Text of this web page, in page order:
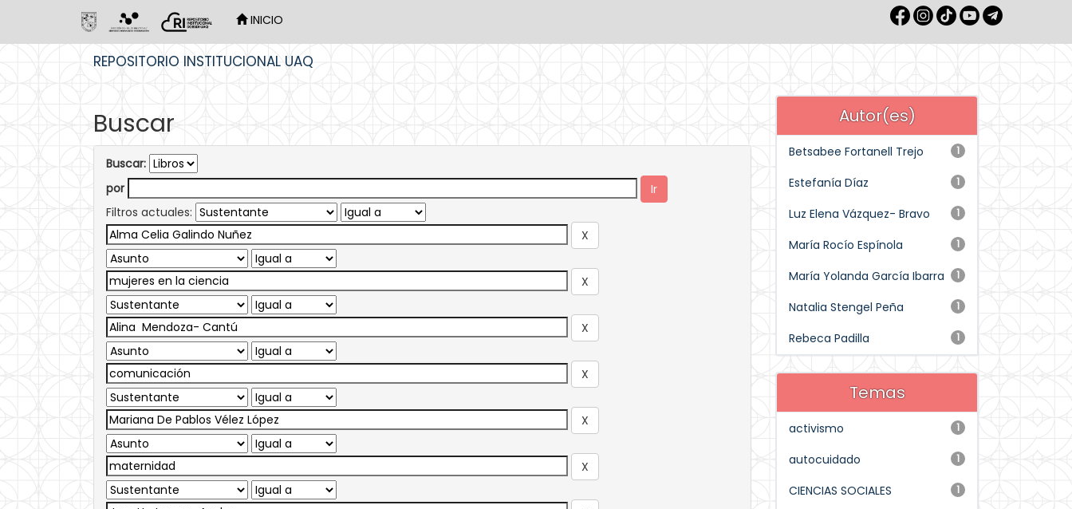
INICIO
REPOSITORIO INSTITUCIONAL UAQ
Buscar
Buscar:
por
Filtros actuales:
Autor(es)
1
Betsabee Fortanell Trejo
1
Estefanía Díaz
1
Luz Elena Vázquez- Bravo
1
María Rocío Espínola
1
María Yolanda García Ibarra
1
Natalia Stengel Peña
1
Rebeca Padilla
Temas
1
activismo
1
autocuidado
1
CIENCIAS SOCIALES